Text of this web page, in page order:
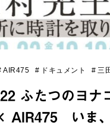
AIR475 # ドキュメント # 三
ふたつのヨ
AIR475 いま